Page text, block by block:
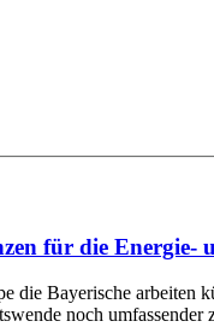
für die
Bayerische arbeiten
noch